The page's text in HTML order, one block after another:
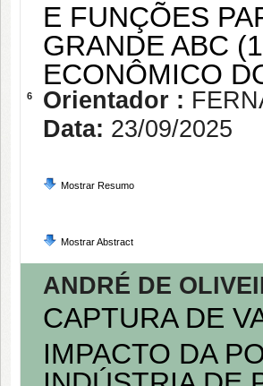
6
E FUNÇÕES
GRANDE ABC
ECONÔMICO
Orientador :
Data: 23/09/2025
Mostrar Resumo
Mostrar Abstract
ANDRÉ DE
CAPTURA DE
IMPACTO DA
INDÚSTRIA DE